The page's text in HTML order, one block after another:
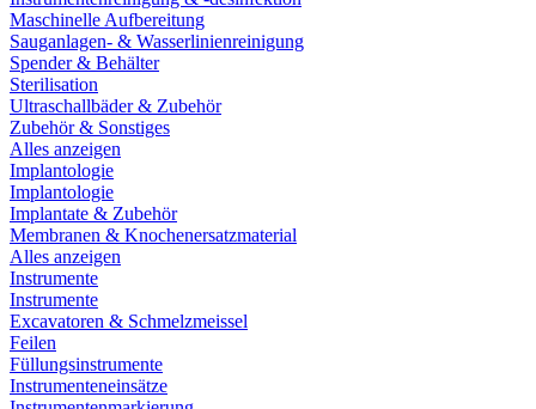
Maschinelle Aufbereitung
Sauganlagen- & Wasserlinienreinigung
Spender & Behälter
Sterilisation
Ultraschallbäder & Zubehör
Zubehör & Sonstiges
Alles anzeigen
Implantologie
Implantologie
Implantate & Zubehör
Membranen & Knochenersatzmaterial
Alles anzeigen
Instrumente
Instrumente
Excavatoren & Schmelzmeissel
Feilen
Füllungsinstrumente
Instrumenteneinsätze